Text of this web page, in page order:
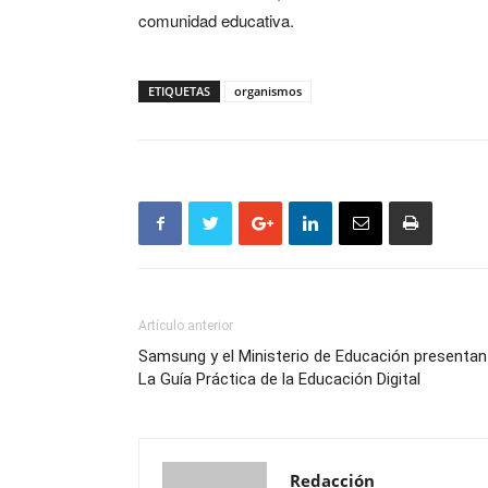
comunidad educativa.
ETIQUETAS organismos
Artículo anterior
Samsung y el Ministerio de Educación presentan
La Guía Práctica de la Educación Digital
Redacción